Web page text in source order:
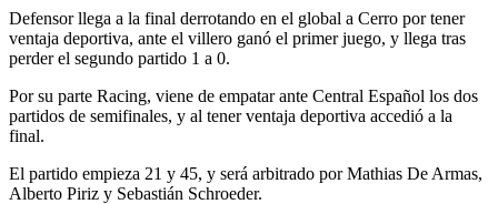
Defensor llega a la final derrotando en el global a Cerro por tener
ventaja deportiva, ante el villero ganó el primer juego, y llega tras
perder el segundo partido 1 a 0.
Por su parte Racing, viene de empatar ante Central Español los dos
partidos de semifinales, y al tener ventaja deportiva accedió a la
final.
El partido empieza 21 y 45, y será arbitrado por Mathias De Armas,
Alberto Piriz y Sebastián Schroeder.